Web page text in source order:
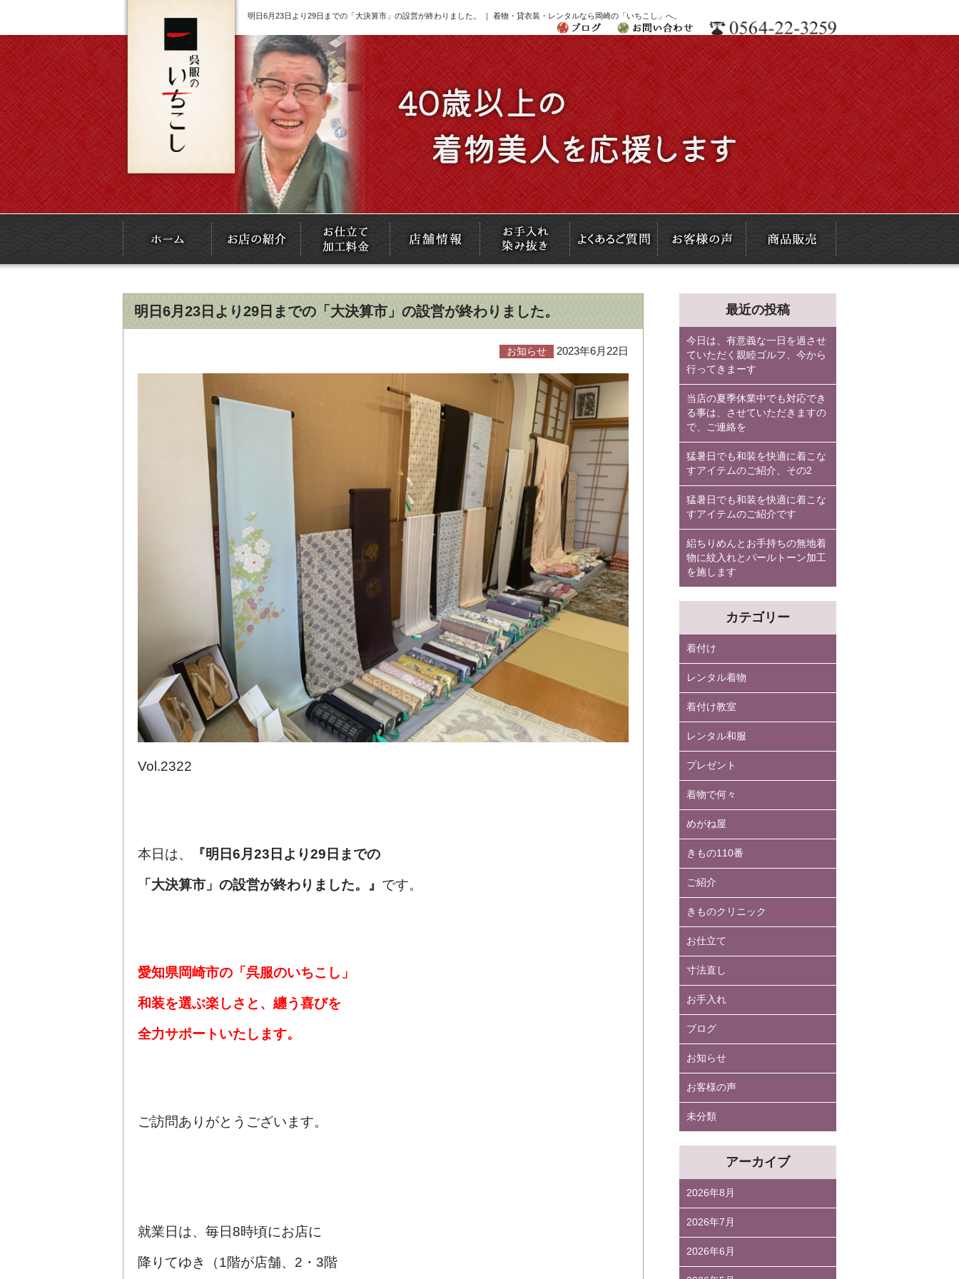
明日6月23日より29日までの「大決算市」の設営が終わりました。 ｜ 着物・貸衣装・レンタルなら岡崎の「いちこし」へ。
明日6月23日より29日までの「大決算市」の設営が終わりました。
お知らせ 2023年6月22日
Vol.2322
本日は、 『明日6月23日より29日までの
「大決算市」の設営が終わりました。 』 です。
愛知県岡崎市の「呉服のいちこし」
和装を選ぶ楽しさと、纏う喜びを
全力サポートいたします。
ご訪問ありがとうございます。
就業日は、毎日8時頃にお店に
降りてゆき（1階が店舗、2・3階
最近の投稿
今日は、有意義な一日を過させ
ていただく親睦ゴルフ、今から
行ってきまーす
当店の夏季休業中でも対応でき
る事は、させていただきますの
で、ご連絡を
猛暑日でも和装を快適に着こな
すアイテムのご紹介、その2
猛暑日でも和装を快適に着こな
すアイテムのご紹介です
絽ちりめんとお手持ちの無地着
物に紋入れとパールトーン加工
を施します
カテゴリー
着付け
レンタル着物
着付け教室
レンタル和服
プレゼント
着物で何々
めがね屋
きもの110番
ご紹介
きものクリニック
お仕立て
寸法直し
お手入れ
ブログ
お知らせ
お客様の声
未分類
アーカイブ
2026年8月
2026年7月
2026年6月